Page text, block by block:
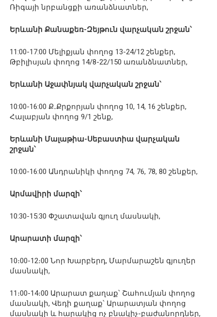
Ռիգայի նրբանցքի առանձնատներ,
Երևանի Քանաքեռ-Զեյթուն վարչական շրջան՝
11:00-17:00 Մելիքյան փողոց 13-24/12 շենքեր,
Թբիլիսյան փողոց 14/8-22/150 առանձնատներ,
Երևանի Աջափնյակ վարչական շրջան՝
10:00-16:00 Ք․Քրքորյան փողոց 10, 14, 16 շենքեր,
Հալաբյան փողոց 9/1 շենք,
Երևանի Մալաթիա-Սեբաստիա վարչական
շրջան՝
10:00-16:00 Անդրանիկի փողոց 74, 76, 78, 80 շենքեր,
Արմավիրի մարզի՝
10:30-15:30 Փշատավան գյուղ մասնակի,
Արարատի մարզի՝
10։00-12։00 Նոր Խարբերդ, Մարմարաշեն գյուղեր
մասնակի,
11։00-14։00 Արարատ քաղաք՝ Շահումյան փողոց
մասնակի, Վեդի քաղաք՝ Արարատյան փողոց
մասնակի և հարակից ոչ բնակիչ-բաժանորդներ,